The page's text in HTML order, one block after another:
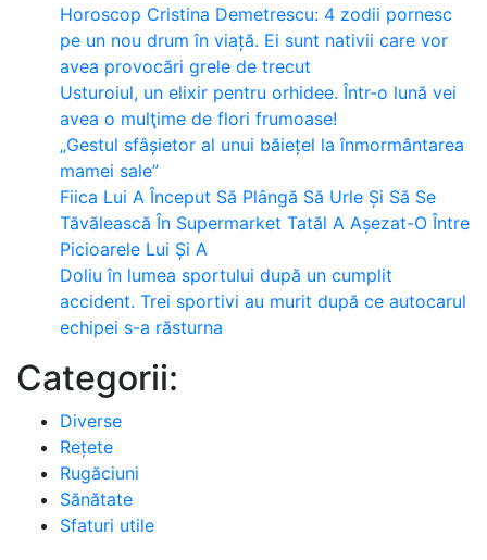
Horoscop Cristina Demetrescu: 4 zodii pornesc
pe un nou drum în viață. Ei sunt nativii care vor
avea provocări grele de trecut
Usturoiul, un elixir pentru orhidee. Într-o lună vei
avea o mulţime de flori frumoase!
„Gestul sfâșietor al unui băiețel la înmormântarea
mamei sale”
Fiica Lui A Început Să Plângă Să Urle Și Să Se
Tăvălească În Supermarket Tatăl A Așezat-O Între
Picioarele Lui Și A
Doliu în lumea sportului după un cumplit
accident. Trei sportivi au murit după ce autocarul
echipei s-a răsturna
Categorii:
Diverse
Rețete
Rugăciuni
Sănătate
Sfaturi utile